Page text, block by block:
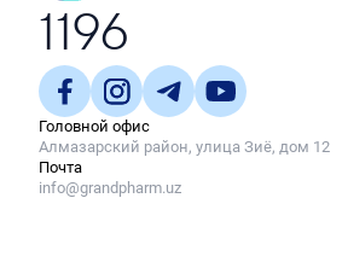
1196
Головной офис
Алмазарский район, улица Зиё, дом 12
Почта
info@grandpharm.uz